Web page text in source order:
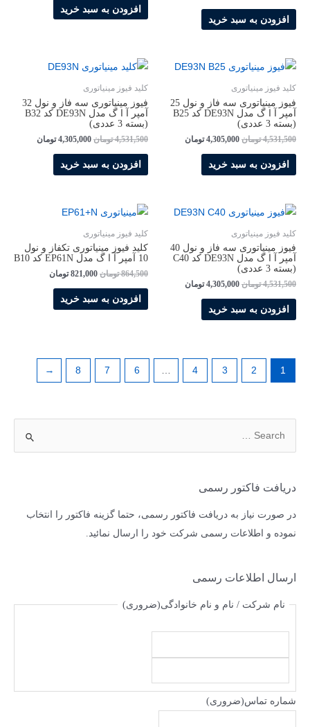
دریافت فاکتور رسمی
در صورت نیاز به دریافت فاکتور رسمی، حتما گزینه فاکتور را انتخاب
نموده و اطلاعات رسمی شرکت خود را ارسال نمائید.
ارسال اطلاعات رسمی
نام شرکت / نام و نام خانوادگی(ضروری)
شماره تماس(ضروری)
افزودن به سبد خرید
افزودن به سبد خرید
کلید فیوز مینیاتوری
فیوز مینیاتوری سه فاز و نول 25
آمپر آ ا گ مدل DE93N کد B25
(بسته 3 عددی)
4,531,500 تومان 4,305,000 تومان
افزودن به سبد خرید
کلید فیوز مینیاتوری
فیوز مینیاتوری سه فاز و نول 32
آمپر آ ا گ مدل DE93N کد B32
(بسته 3 عددی)
4,531,500 تومان 4,305,000 تومان
افزودن به سبد خرید
کلید فیوز مینیاتوری
فیوز مینیاتوری سه فاز و نول 40
آمپر آ ا گ مدل DE93N کد C40
(بسته 3 عددی)
4,531,500 تومان 4,305,000 تومان
افزودن به سبد خرید
کلید فیوز مینیاتوری
کلید فیوز مینیاتوری تکفاز و نول
10 آمپر آ ا گ مدل EP61N کد B10
864,500 تومان 821,000 تومان
افزودن به سبد خرید
1
2
3
4
6
7
8
←